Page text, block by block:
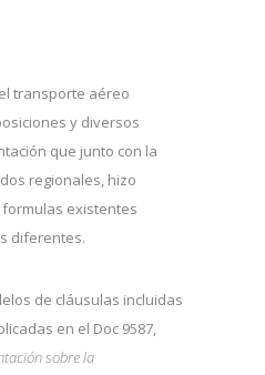
transporte aéreo
y diversos
que junto con la
regionales, hizo
existentes
diferentes.
de cláusulas incluidas
en el Doc 9587,
sobre la